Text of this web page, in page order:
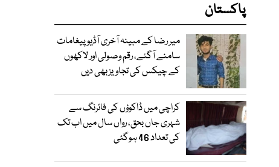
پاکستان
میر رضا کے مبینہ آخری آڈیو پیغامات
سامنے آگئے، رقم وصولی اور لاکھوں
کے چیکس کی تجاویز بھی دیں
کراچی میں ڈاکوؤں کی فائرنگ سے
شہری جاں بحق، رواں سال میں اب تک
کی تعداد 46 ہوگئی